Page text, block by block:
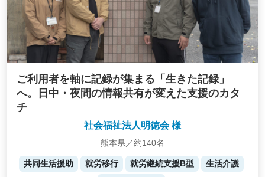
ご利用者を軸に記録が集まる「生きた記録」
へ。日中・夜間の情報共有が変えた支援のカタ
チ
社会福祉法人明徳会 様
熊本県／約140名
共同生活援助 就労移行 就労継続支援B型
生活介護